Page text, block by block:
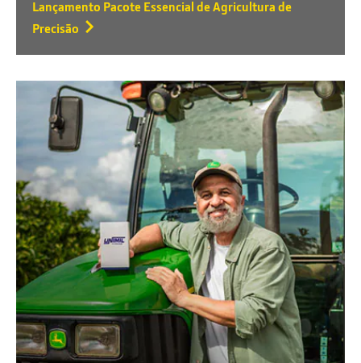
Lançamento Pacote Essencial de Agricultura de
Precisão